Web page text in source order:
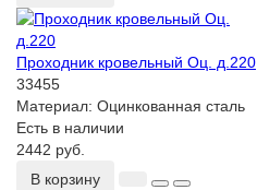
Проходник кровельный Оц. д.220
33455
Материал: Оцинкованная сталь
Есть в наличии
2442 руб.
В корзину